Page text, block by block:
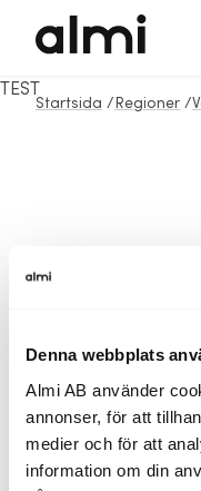
Denna webbplats
Almi AB använder
annonser, för att
medier och för att
information om din
Startsida / Regioner /
TEST